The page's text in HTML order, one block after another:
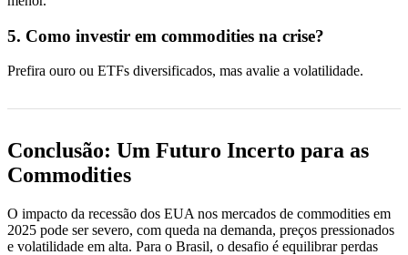
5. Como investir em commodities na crise?
Prefira ouro ou ETFs diversificados, mas avalie a volatilidade.
Conclusão: Um Futuro Incerto para as
Commodities
O impacto da recessão dos EUA nos mercados de commodities em
2025 pode ser severo, com queda na demanda, preços pressionados
e volatilidade em alta. Para o Brasil, o desafio é equilibrar perdas